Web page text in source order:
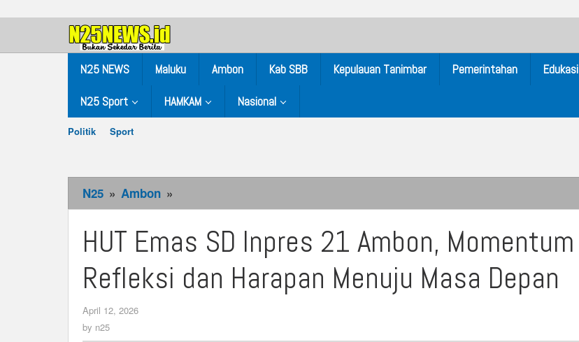
N25 NEWS Maluku Ambon Kab SBB Kepulauan Tanimbar Pemerintahan Edukasi
N25 Sport HAMKAM Nasional
Politik Sport
N25 » Ambon »
Emas
Inpres
Ambon,
HUT Emas SD Inpres 21 Ambon, Momentum
Refleksi dan Harapan Menuju Masa Depan
April 12, 2026
by n25